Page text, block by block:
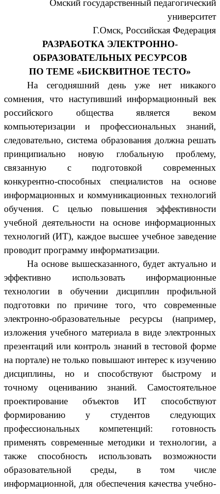
Омский государственный педагогический
университет
Г.Омск, Российская Федерация
РАЗРАБОТКА ЭЛЕКТРОННО-
ОБРАЗОВАТЕЛЬНЫХ РЕСУРСОВ
ПО ТЕМЕ «БИСКВИТНОЕ ТЕСТО»
На сегодняшний день уже нет никакого
сомнения, что наступивший информационный век
российского общества является веком
компьютеризации и профессиональных знаний,
следовательно, система образования должна решать
принципиально новую глобальную проблему,
связанную с подготовкой современных
конкурентно-способных специалистов на основе
информационных и коммуникационных технологий
обучения. С целью повышения эффективности
учебной деятельности на основе информационных
технологий (ИТ), каждое высшее учебное заведение
проводит программу информатизации.
На основе вышесказанного, будет актуально и
эффективно использовать информационные
технологии в обучении дисциплин профильной
подготовкипо причине того, что современные
электронно-образовательные ресурсы (например,
изложения учебного материала в виде электронных
презентаций или контроль знаний в тестовой форме
на портале) не только повышают интерес к изучению
дисциплины, но и способствуют быстрому и
точному оцениванию знаний. Самостоятельное
проектирование объектов ИТ способствуют
формированию у студентов следующих
профессиональных компетенций: готовность
применять современные методики и технологии, а
также способность использовать возможности
образовательной среды, в том числе
информационной, для обеспечения качества учебно-